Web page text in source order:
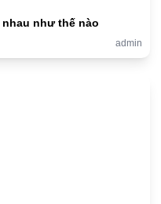
như thế nào
admin